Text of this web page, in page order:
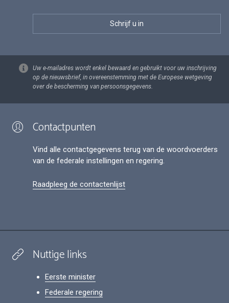
Uw e-mailadres wordt enkel bewaard en gebruikt voor uw inschrijving
op de nieuwsbrief, in overeenstemming met de Europese wetgeving
over de bescherming van persoonsgegevens.
Contactpunten
Vind alle contactgegevens terug van de woordvoerders
van de federale instellingen en regering.
Raadpleeg de contactenlijst
Nuttige links
Eerste minister
Federale regering